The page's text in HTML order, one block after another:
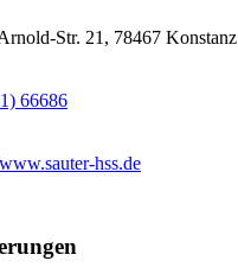
Str. 21, 78467 Konstanz
66686
hss.de